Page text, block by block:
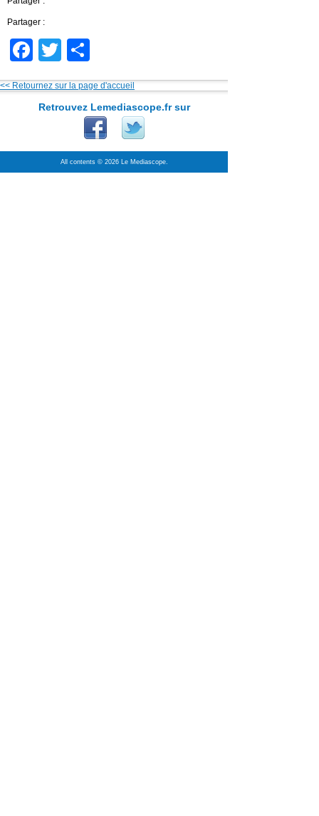
Partager :
Facebook
Twitter
<< Retournez sur la page d'accueil
Retrouvez Lemediascope.fr sur
All contents © 2026 Le Mediascope.